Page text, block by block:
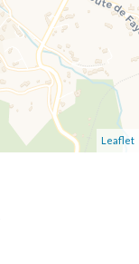
Leaflet